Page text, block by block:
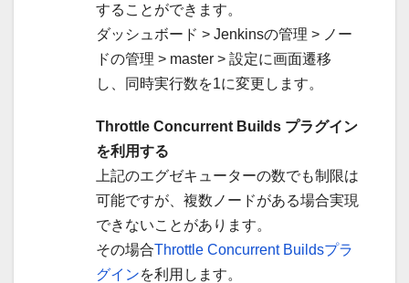
することができます。
ダッシュボード > Jenkinsの管理 > ノー
ドの管理 > master > 設定に画面遷移
し、同時実行数を1に変更します。
Throttle Concurrent Builds プラグイン
を利用する
上記のエグゼキューターの数でも制限は
可能ですが、複数ノードがある場合実現
できないことがあります。
その場合Throttle Concurrent Buildsプラ
グインを利用します。